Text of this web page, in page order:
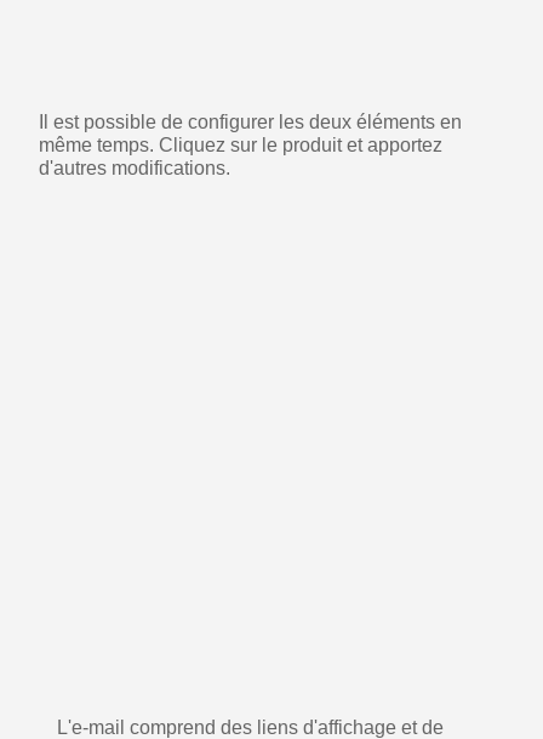
Il est possible de configurer les deux éléments en
même temps. Cliquez sur le produit et apportez
d'autres modifications.
L'e-mail comprend des liens d'affichage et de